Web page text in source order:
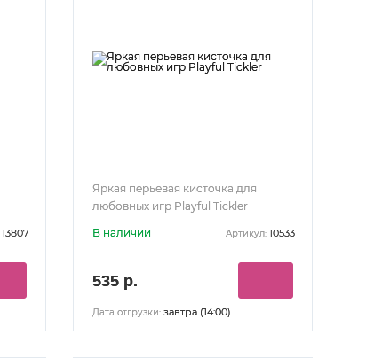
13807
Яркая перьевая кисточка для
любовных игр Playful Tickler
В наличии
Артикул: 10533
535 р.
Дата отгрузки: завтра (14:00)